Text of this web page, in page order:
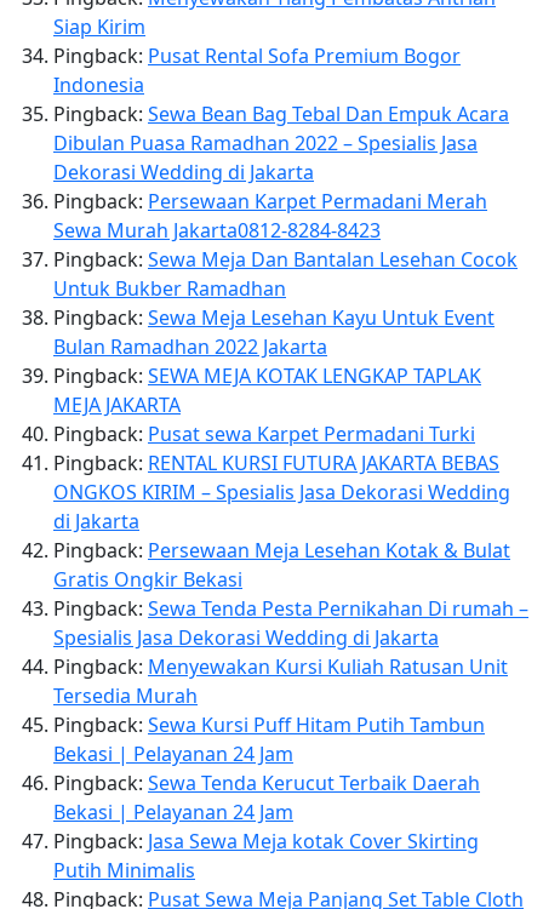
Siap Kirim
Pingback: Pusat Rental Sofa Premium Bogor
Indonesia
Pingback: Sewa Bean Bag Tebal Dan Empuk Acara
Dibulan Puasa Ramadhan 2022 – Spesialis Jasa
Dekorasi Wedding di Jakarta
Pingback: Persewaan Karpet Permadani Merah
Sewa Murah Jakarta0812-8284-8423
Pingback: Sewa Meja Dan Bantalan Lesehan Cocok
Untuk Bukber Ramadhan
Pingback: Sewa Meja Lesehan Kayu Untuk Event
Bulan Ramadhan 2022 Jakarta
Pingback: SEWA MEJA KOTAK LENGKAP TAPLAK
MEJA JAKARTA
Pingback: Pusat sewa Karpet Permadani Turki
Pingback: RENTAL KURSI FUTURA JAKARTA BEBAS
ONGKOS KIRIM – Spesialis Jasa Dekorasi Wedding
di Jakarta
Pingback: Persewaan Meja Lesehan Kotak & Bulat
Gratis Ongkir Bekasi
Pingback: Sewa Tenda Pesta Pernikahan Di rumah –
Spesialis Jasa Dekorasi Wedding di Jakarta
Pingback: Menyewakan Kursi Kuliah Ratusan Unit
Tersedia Murah
Pingback: Sewa Kursi Puff Hitam Putih Tambun
Bekasi | Pelayanan 24 Jam
Pingback: Sewa Tenda Kerucut Terbaik Daerah
Bekasi | Pelayanan 24 Jam
Pingback: Jasa Sewa Meja kotak Cover Skirting
Putih Minimalis
Pingback: Pusat Sewa Meja Panjang Set Table Cloth